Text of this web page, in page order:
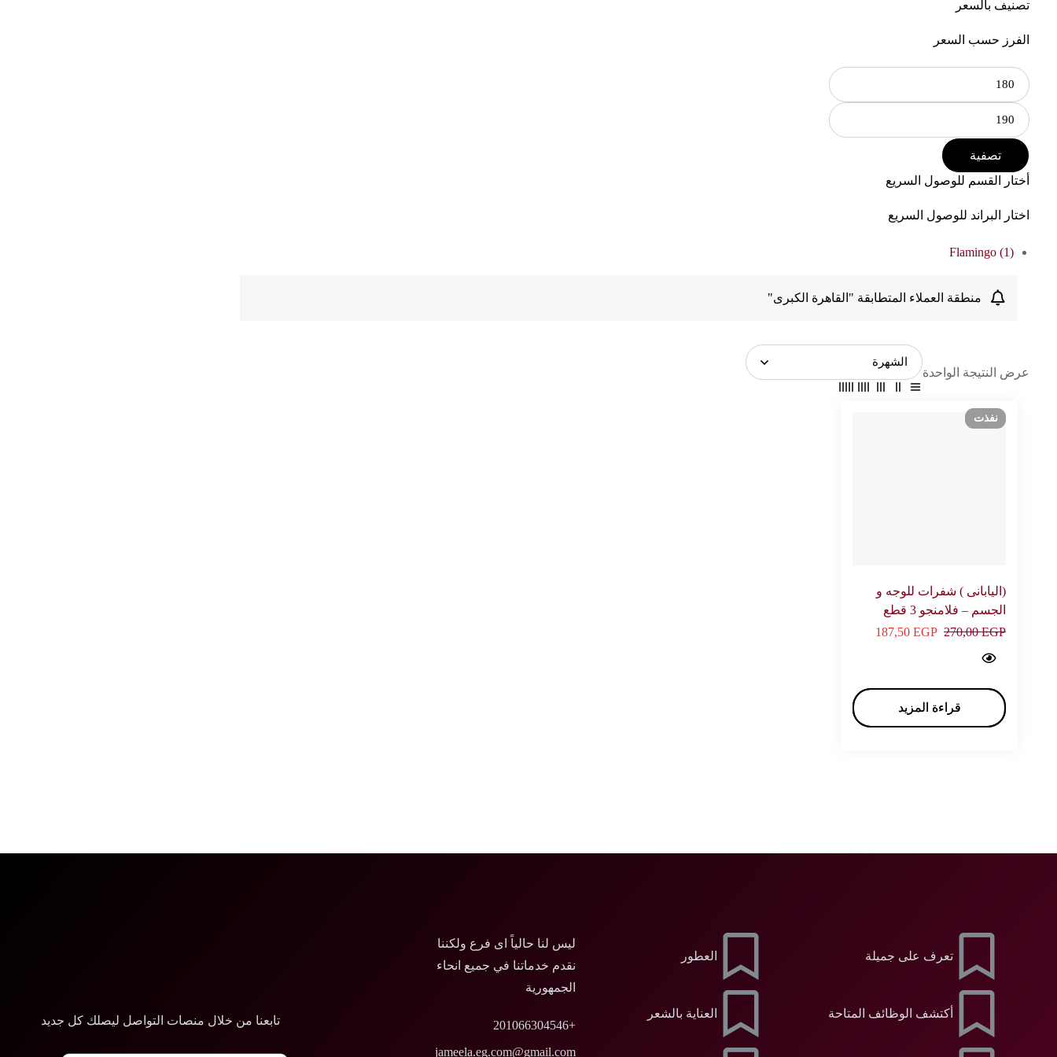
تصنيف بالسعر
الفرز حسب السعر
تصفية
أختار القسم للوصول السريع
اختار البراند للوصول السريع
Flamingo (1)
منطقة العملاء المتطابقة "القاهرة الكبرى"
عرض النتيجة الواحدة
نفذت
(اليابانى ) شفرات للوجه و
الجسم – فلامنجو 3 قطع
العناية بالوجه 3 قطعة –
270,00EGP
187,50 EGP
قراءة المزيد
Face & Body Blades - Flamingo 3 Piece (jabban) Hair Remover 3 p - FLAMNGO…
قراءة المزيد
تعرف على جميلة
أكتشف الوظائف المتاحة
العطور
العناية بالشعر
ليس لنا حالياً اى فرع ولكننا
نقدم خدماتنا في جميع انحاء
الجمهورية
+201066304546
jameela.eg.com@gmail.com
تابعنا من خلال منصات التواصل ليصلك كل جديد